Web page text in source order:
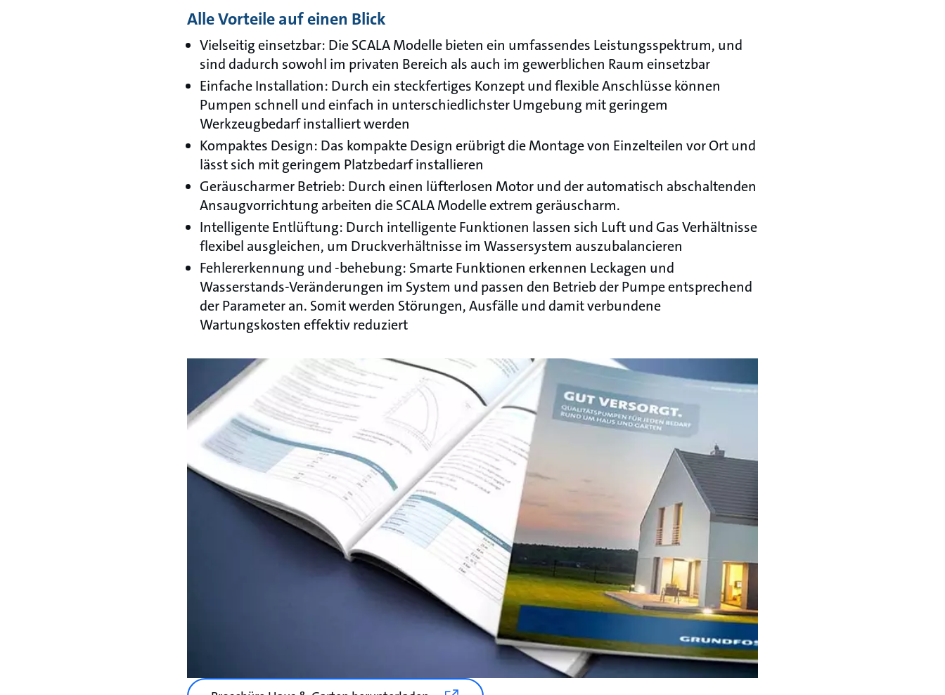
Alle Vorteile auf einen Blick
Vielseitig einsetzbar: Die SCALA Modelle bieten ein umfassendes Leistungsspektrum, und
sind dadurch sowohl im privaten Bereich als auch im gewerblichen Raum einsetzbar
Einfache Installation: Durch ein steckfertiges Konzept und flexible Anschlüsse können
Pumpen schnell und einfach in unterschiedlichster Umgebung mit geringem
Werkzeugbedarf installiert werden
Kompaktes Design: Das kompakte Design erübrigt die Montage von Einzelteilen vor Ort und
lässt sich mit geringem Platzbedarf installieren
Geräuscharmer Betrieb: Durch einen lüfterlosen Motor und der automatisch abschaltenden
Ansaugvorrichtung arbeiten die SCALA Modelle extrem geräuscharm.
Intelligente Entlüftung: Durch intelligente Funktionen lassen sich Luft und Gas Verhältnisse
flexibel ausgleichen, um Druckverhältnisse im Wassersystem auszubalancieren
Fehlererkennung und -behebung: Smarte Funktionen erkennen Leckagen und
Wasserstands-Veränderungen im System und passen den Betrieb der Pumpe entsprechend
der Parameter an. Somit werden Störungen, Ausfälle und damit verbundene
Wartungskosten effektiv reduziert